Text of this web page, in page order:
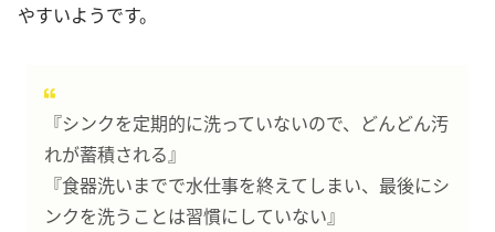
やすいようです。
『シンクを定期的に洗っていないので、どんどん汚
れが蓄積される』
『食器洗いまでで水仕事を終えてしまい、最後にシ
ンクを洗うことは習慣にしていない』